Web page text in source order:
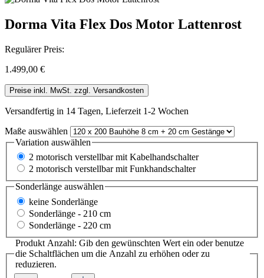
Dorma Vita Flex Dos Motor Lattenrost
Regulärer Preis:
1.499,00 €
Preise inkl. MwSt. zzgl. Versandkosten
Versandfertig in 14 Tagen, Lieferzeit 1-2 Wochen
Maße auswählen
Variation auswählen
2 motorisch verstellbar mit Kabelhandschalter
2 motorisch verstellbar mit Funkhandschalter
Sonderlänge auswählen
keine Sonderlänge
Sonderlänge - 210 cm
Sonderlänge - 220 cm
Produkt Anzahl: Gib den gewünschten Wert ein oder benutze
die Schaltflächen um die Anzahl zu erhöhen oder zu
reduzieren.